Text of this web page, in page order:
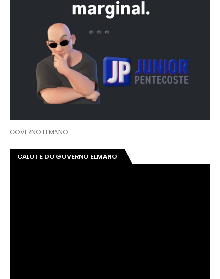
GOVERNO ELMANO
CALOTE DO GOVERNO ELMANO